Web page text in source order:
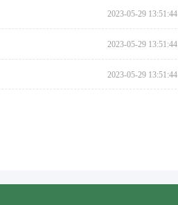
2023-05-29 13:51:44
2023-05-29 13:51:44
2023-05-29 13:51:44